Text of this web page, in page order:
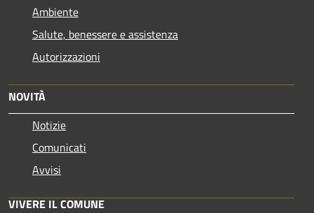
Ambiente
Salute, benessere e assistenza
Autorizzazioni
NOVITÀ
Notizie
Comunicati
Avvisi
VIVERE IL COMUNE